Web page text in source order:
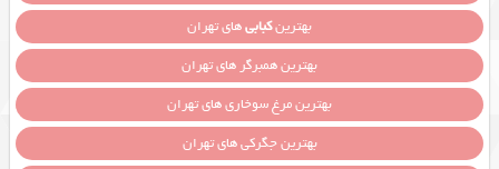
بهترینکبابیهای تهران
بهترین همبرگر های تهران
بهترین مرغ سوخاری های تهران
بهترین جگرکی های تهران